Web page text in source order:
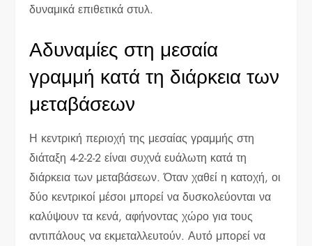
δυναμικά επιθετικά στυλ.
Αδυναμίες στη μεσαία
γραμμή κατά τη διάρκεια των
μεταβάσεων
Η κεντρική περιοχή της μεσαίας γραμμής στη
διάταξη 4-2-2-2 είναι συχνά ευάλωτη κατά τη
διάρκεια των μεταβάσεων. Όταν χαθεί η κατοχή, οι
δύο κεντρικοί μέσοι μπορεί να δυσκολεύονται να
καλύψουν τα κενά, αφήνοντας χώρο για τους
αντιπάλους να εκμεταλλευτούν. Αυτό μπορεί να